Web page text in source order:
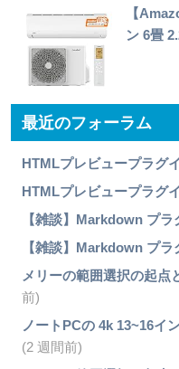
【
ン 6畳
最近のフォーラム
HTMLプレビュープラグ
HTMLプレビュープラグ
【雑談】Markdown プラ
【雑談】Markdown プラ
メリーの範囲選択の起点
前)
ノートPCの 4k 13~16イ
(2 週間前)